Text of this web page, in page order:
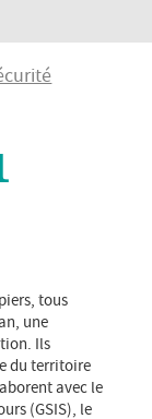
tous
une
Ils
du territoire
avec le
(GSIS), le